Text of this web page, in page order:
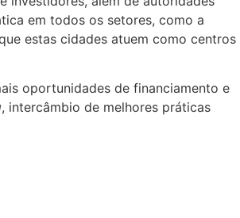
em todos os setores, como a
estas cidades atuem como centros
oportunidades de financiamento e
, intercâmbio de melhores práticas